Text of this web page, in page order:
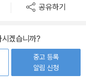
공유하기
겠습니까?
중고 등록
알림 신청